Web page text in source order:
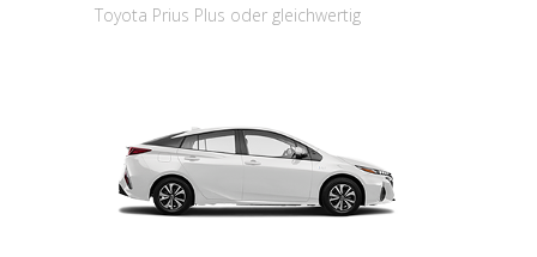
Toyota Prius Plus oder gleichwertig